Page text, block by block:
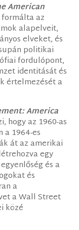
American
az
alapelveit,
elveket, és
politikai
fordulópont,
identitását és
értelmezését a
America
hogy az 1960-as
1964-es
át az amerikai
egy
és a
és
a
a Wall Street
közé